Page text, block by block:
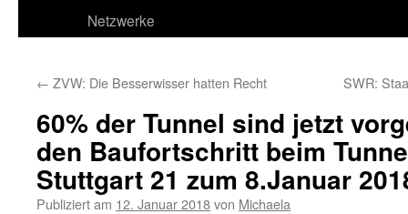
Netzwerke
← ZVW: Die Besserwisser hatten Recht SWR:
60% der Tunnel sind jetzt
den Baufortschritt beim
Stuttgart 21 zum 8.Januar
Publiziert am 12. Januar 2018von Michaela